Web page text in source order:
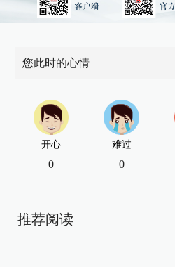
您此时的心情
开心
0
难过
0
推荐阅读